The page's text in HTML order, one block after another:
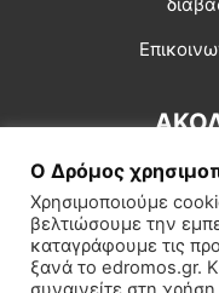
Ο Δρόμος
Χρησιμοποιούμε
βελτιώσουμε την
καταγράφουμε τις
ξανά το edromos.gr.